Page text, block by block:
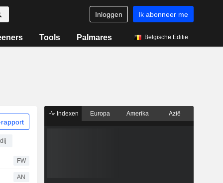
Inloggen Ik abonneer me
Tools Palmares Belgische Editie
FW
AN
Indexen Europa Amerika Azië